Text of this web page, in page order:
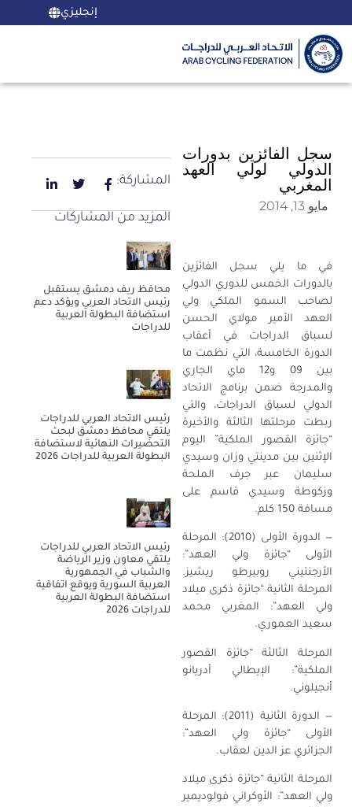
إنجليزي
سجل الفائزين بدورات
الدولي لولي العهد
المغربي
مايو 13, 2014
في ما يلي سجل الفائزين
بالدورات الخمس للدوري الدولي
لصاحب السمو الملكي ولي
العهد الأمير مولاي الحسن
لسباق الدراجات في أعقاب
الدورة الخامسة، التي نظمت ما
بين 09 و12 ماي الجاري
والمدرجة ضمن برنامج الاتحاد
الدولي لسباق الدراجات، والتي
ربطت مرحلتها الثالثة والأخيرة
“جائزة القصور الملكية” اليوم
الإثنين بين مدينتي وزان وسيدي
سليمان عبر جرف الملحة
وزكوطة وسيدي قاسم على
مسافة 150 كلم.
— الدورة الأولى (2010): المرحلة
الأولى “جائزة ولي العهد”:
الأرجنتيني روبيرطو ريشيز.
المرحلة الثانية “جائزة ذكرى ميلاد
ولي العهد”: المغربي محمد
سعيد العموري.
المرحلة الثالثة “جائزة القصور
الملكية”: الإيطالي أدريانو
أنجيلوني.
— الدورة الثانية (2011): المرحلة
الأولى “جائزة ولي العهد”:
الجزائري عز الدين لعقاب.
المرحلة الثانية “جائزة ذكرى ميلاد
ولي العهد”: الأوكراني فولوديمير
المشاركة:
المزيد من المشاركات
محافظ ريف دمشق يستقبل
رئيس الاتحاد العربي ويؤكد دعم
استضافة البطولة العربية
للدراجات
رئيس الاتحاد العربي للدراجات
يلتقي محافظ دمشق لبحث
التحضيرات النهائية لاستضافة
البطولة العربية للدراجات 2026
رئيس الاتحاد العربي للدراجات
يلتقي معاون وزير الرياضة
والشباب في الجمهورية
العربية السورية ويوقع اتفاقية
استضافة البطولة العربية
للدراجات 2026